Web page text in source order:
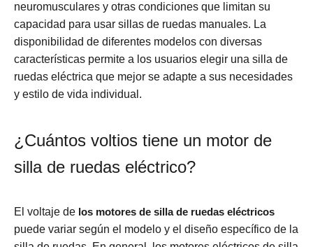
neuromusculares y otras condiciones que limitan su
capacidad para usar sillas de ruedas manuales. La
disponibilidad de diferentes modelos con diversas
características permite a los usuarios elegir una silla de
ruedas eléctrica que mejor se adapte a sus necesidades
y estilo de vida individual.
¿Cuántos voltios tiene un motor de
silla de ruedas eléctrico?
El voltaje de los motores de silla de ruedas eléctricos
puede variar según el modelo y el diseño específico de la